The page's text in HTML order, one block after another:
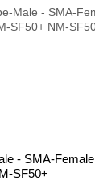
- SMA-Female
SF50+